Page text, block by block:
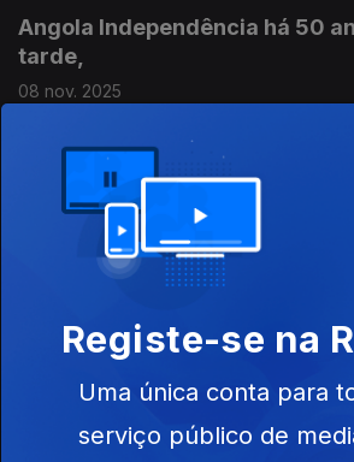
Angola Independência há 50
tarde,
08 nov. 2025
100 anos de Couraçado
... de Sergei Eisensteín. O cinema como
A Batalha de Trafalgar.
25 out. 2025
Registe-se na
Uma única conta para
serviço público de